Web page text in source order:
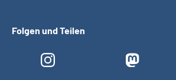
Folgen und Teilen